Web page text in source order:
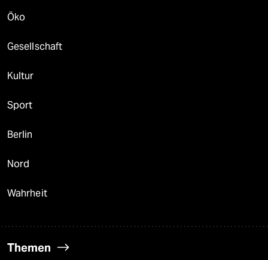
Öko
Gesellschaft
Kultur
Sport
Berlin
Nord
Wahrheit
Themen